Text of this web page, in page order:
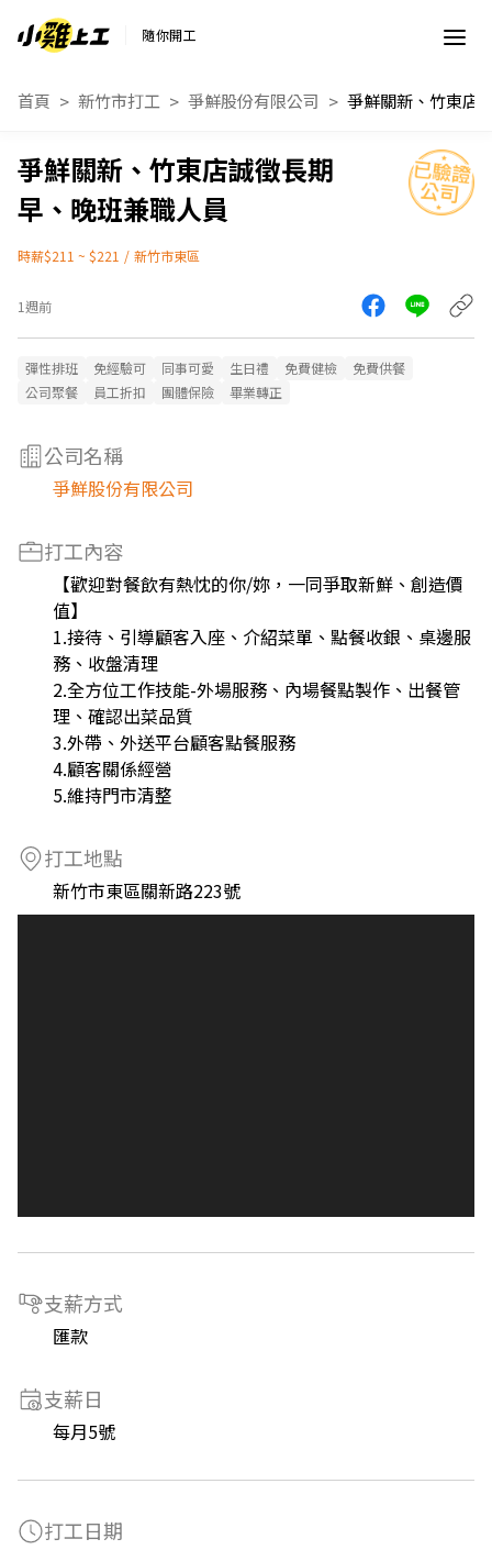
隨你開工
首頁 新竹市打工 爭鮮股份有限公司
爭鮮關新、竹東店誠徵長期
早、晚班兼職人員
時薪$211 ~ $221 / 新竹市東區
1週前
彈性排班 免經驗可 同事可愛 生日禮 免費健檢
免費供餐
公司聚餐
員工折扣 團體保險 畢業轉正
公司名稱
爭鮮股份有限公司
打工內容
【歡迎對餐飲有熱忱的你/妳，一同爭取新鮮、創造價
值】
1.接待、引導顧客入座、介紹菜單、點餐收銀、桌邊服
務、收盤清理
2.全方位工作技能-外場服務、內場餐點製作、出餐管
理、確認出菜品質
3.外帶、外送平台顧客點餐服務
4.顧客關係經營
5.維持門市清整
打工地點
新竹市東區關新路223號
支薪方式
匯款
支薪日
每月5號
打工日期